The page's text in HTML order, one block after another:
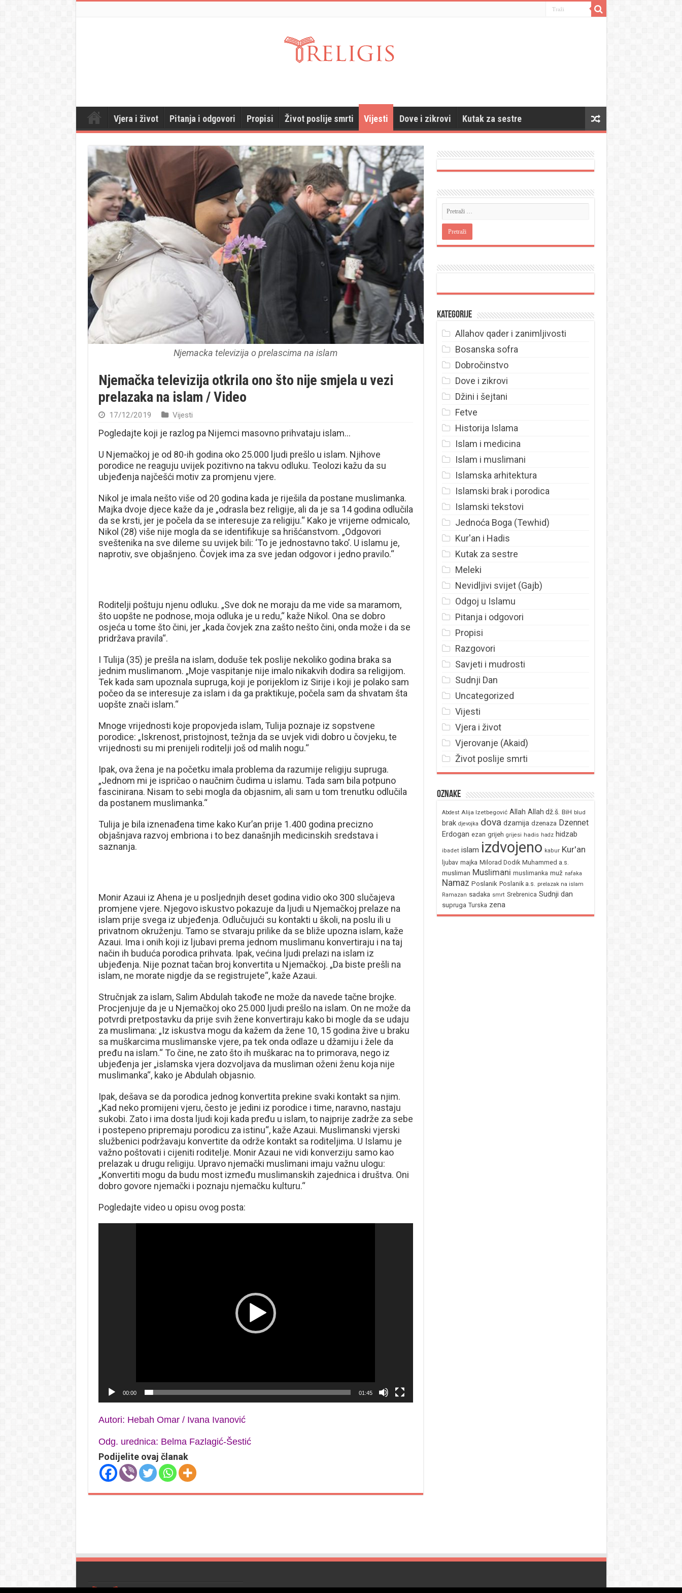
Vjera i život Pitanja i odgovori Propisi Život poslije smrti Vijesti Dove i zikrovi Kutak za sestre
Njemacka televizija o prelascima na islam
Njemačka televizija otkrila ono što nije smjela u vezi
prelazaka na islam / Video
17/12/2019 Vijesti
Pogledajte koji je razlog pa Nijemci masovno prihvataju islam…
U Njemačkoj je od 80-ih godina oko 25.000 ljudi prešlo u islam. Njihove
porodice ne reaguju uvijek pozitivno na takvu odluku. Teolozi kažu da su
ubjeđenja najčešći motiv za promjenu vjere.
Nikol je imala nešto više od 20 godina kada je riješila da postane muslimanka.
Majka dvoje djece kaže da je „odrasla bez religije, ali da je sa 14 godina odlučila
da se krsti, jer je počela da se interesuje za religiju.“ Kako je vrijeme odmicalo,
Nikol (28) više nije mogla da se identifikuje sa hrišćanstvom. „Odgovori
sveštenika na sve dileme su uvijek bili: ‘To je jednostavno tako’. U islamu je,
naprotiv, sve objašnjeno. Čovjek ima za sve jedan odgovor i jedno pravilo.“
Roditelji poštuju njenu odluku. „Sve dok ne moraju da me vide sa maramom,
što uopšte ne podnose, moja odluka je u redu,“ kaže Nikol. Ona se dobro
osjeća u tome što čini, jer „kada čovjek zna zašto nešto čini, onda može i da se
pridržava pravila“.
I Tulija (35) je prešla na islam, doduše tek poslije nekoliko godina braka sa
jednim muslimanom. „Moje vaspitanje nije imalo nikakvih dodira sa religijom.
Tek kada sam upoznala supruga, koji je porijeklom iz Sirije i koji je polako sam
počeo da se interesuje za islam i da ga praktikuje, počela sam da shvatam šta
uopšte znači islam.“
Mnoge vrijednosti koje propovjeda islam, Tulija poznaje iz sopstvene
porodice: „Iskrenost, pristojnost, težnja da se uvjek vidi dobro u čovjeku, te
vrijednosti su mi prenijeli roditelji još od malih nogu.“
Ipak, ova žena je na početku imala problema da razumije religiju supruga.
„Jednom mi je ispričao o naučnim čudima u islamu. Tada sam bila potpuno
fascinirana. Nisam to sebi mogla da objasnim, ali sam u tom trenutku odlučila
da postanem muslimanka.“
Tulija je bila iznenađena time kako Kur’an prije 1.400 godina precizno
objašnjava razvoj embriona i to bez današnjih medicinskih sredstava i
saznanja.
Monir Azaui iz Ahena je u posljednjih deset godina vidio oko 300 slučajeva
promjene vjere. Njegovo iskustvo pokazuje da ljudi u Njemačkoj prelaze na
islam prije svega iz ubjeđenja. Odlučujući su kontakti u školi, na poslu ili u
privatnom okruženju. Tamo se stvaraju prilike da se bliže upozna islam, kaže
Azaui. Ima i onih koji iz ljubavi prema jednom muslimanu konvertiraju i na taj
način ih buduća porodica prihvata. Ipak, većina ljudi prelazi na islam iz
ubjeđenja. Nije poznat tačan broj konvertita u Njemačkoj. „Da biste prešli na
islam, ne morate nigdje da se registrujete“, kaže Azaui.
Stručnjak za islam, Salim Abdulah takođe ne može da navede tačne brojke.
Procjenjuje da je u Njemačkoj oko 25.000 ljudi prešlo na islam. On ne može da
potvrdi pretpostavku da prije svih žene konvertiraju kako bi mogle da se udaju
za muslimana: „Iz iskustva mogu da kažem da žene 10, 15 godina žive u braku
sa muškarcima muslimanske vjere, pa tek onda odlaze u džamiju i žele da
pređu na islam.“ To čine, ne zato što ih muškarac na to primorava, nego iz
ubjeđenja jer „islamska vjera dozvoljava da musliman oženi ženu koja nije
muslimanka“, kako je Abdulah objasnio.
Ipak, dešava se da porodica jednog konvertita prekine svaki kontakt sa njim.
„Kad neko promijeni vjeru, često je jedini iz porodice i time, naravno, nastaju
sukobi. Zato i ima dosta ljudi koji kada pređu u islam, to najprije zadrže za sebe
i postepeno pripremaju porodicu za istinu“, kaže Azaui. Muslimanski vjerski
službenici podržavaju konvertite da održe kontakt sa roditeljima. U Islamu je
važno poštovati i cijeniti roditelje. Monir Azaui ne vidi konverziju samo kao
prelazak u drugu religiju. Upravo njemački muslimani imaju važnu ulogu:
„Konvertiti mogu da budu most između muslimanskih zajednica i društva. Oni
dobro govore njemački i poznaju njemačku kulturu.“
Pogledajte video u opisu ovog posta:
00:00 01:45
Autori: Hebah Omar / Ivana Ivanović
Odg. urednica: Belma Fazlagić-Šestić
Podijelite ovaj članak
Kategorije
Allahov qader i zanimljivosti
Bosanska sofra
Dobročinstvo
Dove i zikrovi
Džini i šejtani
Fetve
Historija Islama
Islam i medicina
Islam i muslimani
Islamska arhitektura
Islamski brak i porodica
Islamski tekstovi
Jednoća Boga (Tewhid)
Kur'an i Hadis
Kutak za sestre
Meleki
Nevidljivi svijet (Gajb)
Odgoj u Islamu
Pitanja i odgovori
Propisi
Razgovori
Savjeti i mudrosti
Sudnji Dan
Uncategorized
Vijesti
Vjera i život
Vjerovanje (Akaid)
Život poslije smrti
Oznake
Abdest Alija Izetbegović Allah Allah dž.š. BiH blud
brak djevojka dova dzamija dzenaza Dzennet
Erdogan ezan grijeh grijesi hadis hadz hidzab
ibadet islam izdvojeno kabur Kur'an
ljubav majka Milorad Dodik Muhammed a.s.
musliman Muslimani muslimanka muž nafaka
Namaz Poslanik Poslanik a.s. prelazak na islam
Ramazan sadaka smrt Srebrenica Sudnji dan
supruga Turska zena